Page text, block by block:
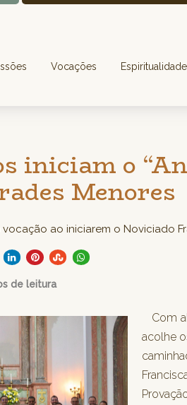
Vocações Espiritualidade
iniciam o
Menores
ao iniciarem o Noviciado
de leitura
Com
acolhe